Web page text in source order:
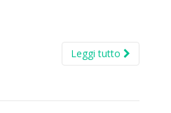
Leggi tutto